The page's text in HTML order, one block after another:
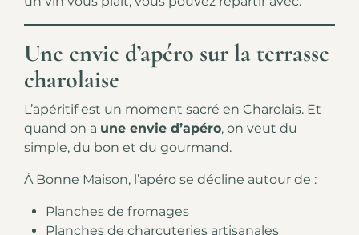
Une envie d’apéro sur la terrasse
charolaise
L’apéritif est un moment sacré en Charolais. Et
quand on a une envie d’apéro, on veut du
simple, du bon et du gourmand.
À Bonne Maison, l’apéro se décline autour de :
Planches de fromages
Planches de charcuteries artisanales